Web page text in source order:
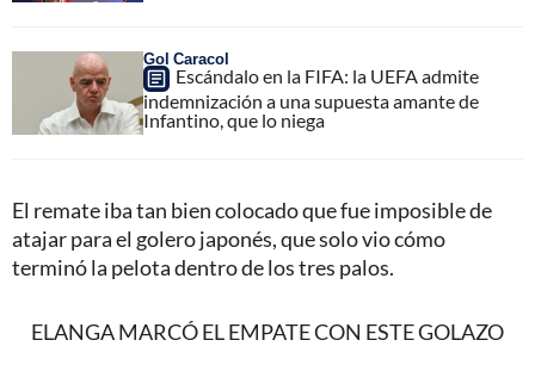
Gol Caracol
Escándalo en la FIFA: la UEFA admite
indemnización a una supuesta amante de
Infantino, que lo niega
El remate iba tan bien colocado que fue imposible de
atajar para el golero japonés, que solo vio cómo
terminó la pelota dentro de los tres palos.
ELANGA MARCÓ EL EMPATE CON ESTE GOLAZO